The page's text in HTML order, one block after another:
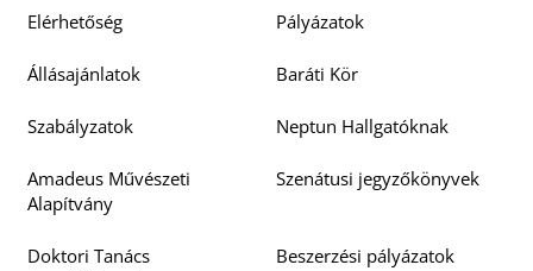
Elérhetőség Pályázatok
Állásajánlatok Baráti Kör
Szabályzatok Neptun Hallgatóknak
Amadeus Művészeti
Alapítvány
Szenátusi jegyzőkönyvek
Doktori Tanács
Beszerzési pályázatok